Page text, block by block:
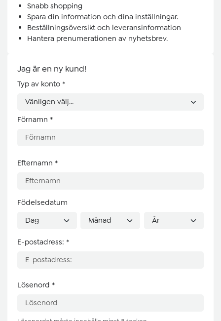
Snabb shopping
Spara din information och dina inställningar.
Beställningsöversikt och leveransinformation
Hantera prenumerationen av nyhetsbrev.
Jag är en ny kund!
Personuppgifter
Typ av konto *
Förnamn *
Efternamn *
Födelsedatum
E-postadress: *
Lösenord *